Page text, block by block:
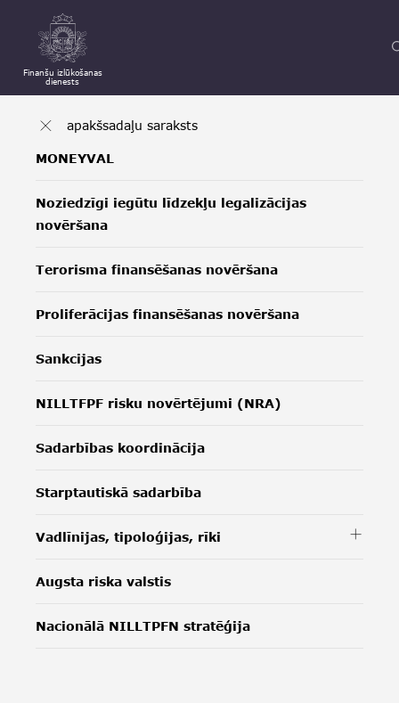
Finanšu izlūkošanas
dienests
apakšsadaļu saraksts
MONEYVAL
Noziedzīgi iegūtu līdzekļu legalizācijas
novēršana
Terorisma finansēšanas novēršana
Proliferācijas finansēšanas novēršana
Sankcijas
NILLTFPF risku novērtējumi (NRA)
Sadarbības koordinācija
Starptautiskā sadarbība
Vadlīnijas, tipoloģijas, rīki
Augsta riska valstis
Nacionālā NILLTPFN stratēģija